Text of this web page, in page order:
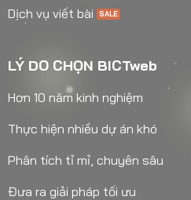
Dịch vụ viết bài
LÝ DO CHỌN BICTweb
Hơn 10 năm kinh nghiệm
Thực hiện nhiều dự án khó
Phân tích tỉ mỉ, chuyên sâu
Đưa ra giải pháp tối ưu